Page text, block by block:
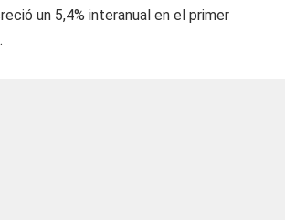
un 5,4% interanual en el primer